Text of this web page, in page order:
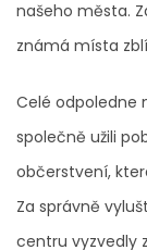
našeho města.
známá místa
Celé odpoledne
společně užili
občerstvení,
Za správně
centru vyzvedly